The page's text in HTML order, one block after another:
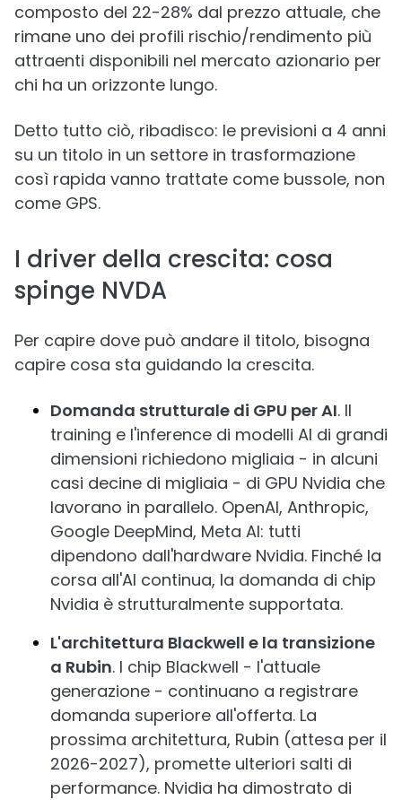
composto del 22-28% dal prezzo attuale, che
rimane uno dei profili rischio/rendimento più
attraenti disponibili nel mercato azionario per
chi ha un orizzonte lungo.
Detto tutto ciò, ribadisco: le previsioni a 4 anni
su un titolo in un settore in trasformazione
così rapida vanno trattate come bussole, non
come GPS.
I driver della crescita: cosa
spinge NVDA
Per capire dove può andare il titolo, bisogna
capire cosa sta guidando la crescita.
Domanda strutturale di GPU per AI. Il
training e l'inference di modelli AI di grandi
dimensioni richiedono migliaia - in alcuni
casi decine di migliaia - di GPU Nvidia che
lavorano in parallelo. OpenAI, Anthropic,
Google DeepMind, Meta AI: tutti
dipendono dall'hardware Nvidia. Finché la
corsa all'AI continua, la domanda di chip
Nvidia è strutturalmente supportata.
L'architettura Blackwell e la transizione
a Rubin. I chip Blackwell - l'attuale
generazione - continuano a registrare
domanda superiore all'offerta. La
prossima architettura, Rubin (attesa per il
2026-2027), promette ulteriori salti di
performance. Nvidia ha dimostrato di